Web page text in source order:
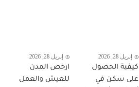
إبريل 28, 2026
كيفية الحصول
على سكن في
إبريل 28, 2026
ارخص المدن
للعيش والعمل